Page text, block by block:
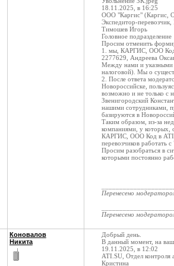
18.11.2025, в 16:25
ООО "Каргис" (Каргис,
Экспедитор-
Тимошев Игорь
Головное подразделение
Просим отменить
1. мы, КАРГИС, ООО Код
2277629, Андреева
Между нами и указными
налоговой). Мы о
2. После ответа
Новороссийске,
возможно и не только с
Звенигородский
нашими сотрудниками,
базируются в
Таким образом, из-за
компаниями, у которых,
КАРГИС, ООО Код в
перевозчиков работать
Просим разобраться в
которыми постоянно
Перенесено
Перенесено
Коновалов
Никита
Добрый день.
В данный момент, на
19.11.2025, в 12:02
ATI.SU, Отдел контроля
Кристина